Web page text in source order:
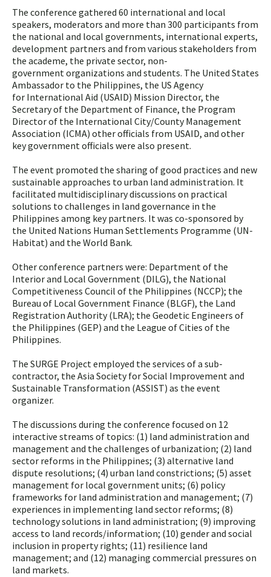
The conference gathered 60 international and local
speakers, moderators and more than 300 participants from
the national and local governments, international experts,
development partners and from various stakeholders from
the academe, the private sector, non-
government organizations and students. The United States
Ambassador to the Philippines, the US Agency
for International Aid (USAID) Mission Director, the
Secretary of the Department of Finance, the Program
Director of the International City/County Management
Association (ICMA) other officials from USAID, and other
key government officials were also present.
The event promoted the sharing of good practices and new
sustainable approaches to urban land administration. It
facilitated multidisciplinary discussions on practical
solutions to challenges in land governance in the
Philippines among key partners. It was co-sponsored by
the United Nations Human Settlements Programme (UN-
Habitat) and the World Bank.
Other conference partners were: Department of the
Interior and Local Government (DILG), the National
Competitiveness Council of the Philippines (NCCP); the
Bureau of Local Government Finance (BLGF), the Land
Registration Authority (LRA); the Geodetic Engineers of
the Philippines (GEP) and the League of Cities of the
Philippines.
The SURGE Project employed the services of a sub-
contractor, the Asia Society for Social Improvement and
Sustainable Transformation (ASSIST) as the event
organizer.
The discussions during the conference focused on 12
interactive streams of topics: (1) land administration and
management and the challenges of urbanization; (2) land
sector reforms in the Philippines; (3) alternative land
dispute resolutions; (4) urban land constrictions; (5) asset
management for local government units; (6) policy
frameworks for land administration and management; (7)
experiences in implementing land sector reforms; (8)
technology solutions in land administration; (9) improving
access to land records/information; (10) gender and social
inclusion in property rights; (11) resilience land
management; and (12) managing commercial pressures on
land markets.